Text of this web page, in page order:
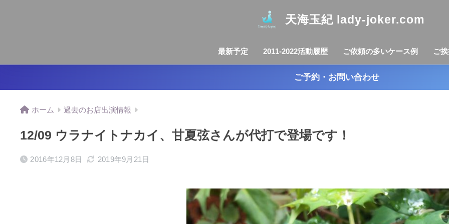
天海玉紀 lady-joker.com
最新予定 2011-2022活動履歴 ご依頼の多いケース例 ご
ご予約・お問い合わせ
ホーム 過去のお店出演情報
12/09 ウラナイトナカイ、甘夏弦さんが代打で登場です！
2016年12月8日 2019年9月21日